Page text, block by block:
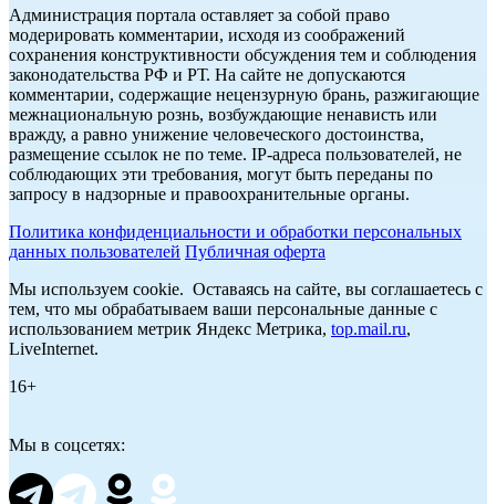
Администрация портала оставляет за собой право
модерировать комментарии, исходя из соображений
сохранения конструктивности обсуждения тем и соблюдения
законодательства РФ и РТ. На сайте не допускаются
комментарии, содержащие нецензурную брань, разжигающие
межнациональную рознь, возбуждающие ненависть или
вражду, а равно унижение человеческого достоинства,
размещение ссылок не по теме. IP-адреса пользователей, не
соблюдающих эти требования, могут быть переданы по
запросу в надзорные и правоохранительные органы.
Политика конфиденциальности и обработки персональных
данных пользователей Публичная оферта
Мы используем cookie. Оставаясь на сайте, вы соглашаетесь с
тем, что мы обрабатываем ваши персональные данные с
использованием метрик Яндекс Метрика, top.mail.ru,
LiveInternet.
16+
Мы в соцсетях: